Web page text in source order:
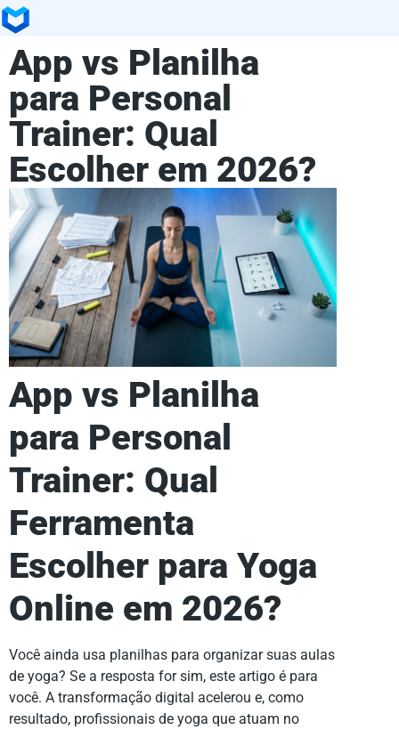
App vs Planilha
para Personal
Trainer: Qual
Escolher em 2026?
App vs Planilha
para Personal
Trainer: Qual
Ferramenta
Escolher para Yoga
Online em 2026?
Você ainda usa planilhas para organizar suas aulas
de yoga? Se a resposta for sim, este artigo é para
você. A transformação digital acelerou e, como
resultado, profissionais de yoga que atuam no